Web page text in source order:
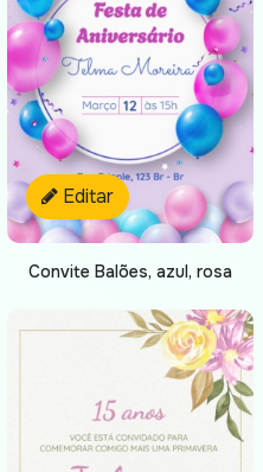
Editar
Convite Balões, azul, rosa